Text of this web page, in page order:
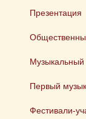
Презентация
Музыкальный
Первый
Фестивали-